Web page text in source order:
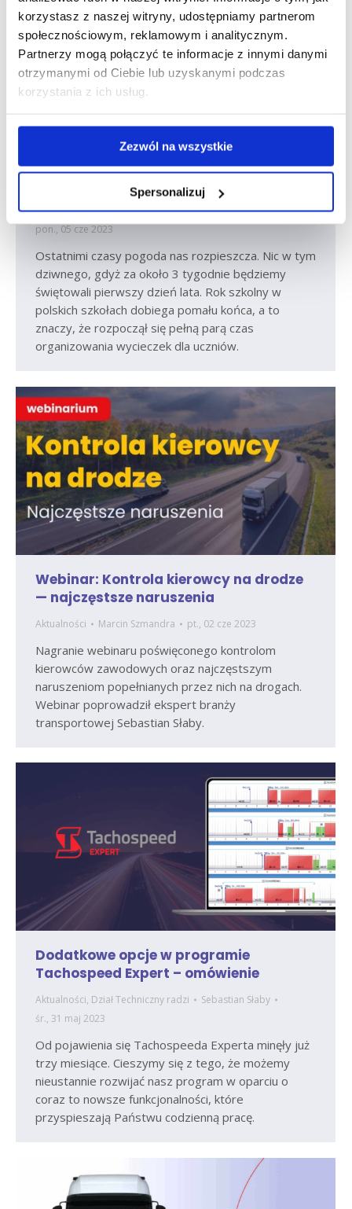
korzystasz z naszej witryny, udostępniamy partnerom
społecznościowym, reklamowym i analitycznym.
Partnerzy mogą połączyć te informacje z innymi danymi
otrzymanymi od Ciebie lub uzyskanymi podczas
korzystania z ich usług.
Zezwól na wszystkie
Spersonalizuj
Bezpieczny autobus i spokojny rodzic.
Jak zadbać o bezpieczeństwo swoich
dzieci podczas wypoczynku?
Aktualności,Artykuły eksperckie
Sebastian Słaby
pon., 05 cze 2023
Ostatnimi czasy pogoda nas rozpieszcza. Nic w tym
dziwnego, gdyż za około 3 tygodnie będziemy
świętowali pierwszy dzień lata. Rok szkolny w
polskich szkołach dobiega pomału końca, a to
znaczy, że rozpoczął się pełną parą czas
organizowania wycieczek dla uczniów.
Webinar: Kontrola kierowcy na drodze
— najczęstsze naruszenia
Aktualności Marcin Szmandra pt., 02 cze 2023
Nagranie webinaru poświęconego kontrolom
kierowców zawodowych oraz najczęstszym
naruszeniom popełnianych przez nich na drogach.
Webinar poprowadził ekspert branży
transportowej Sebastian Słaby.
Dodatkowe opcje w programie
Tachospeed Expert – omówienie
Aktualności, Dział Techniczny radzi
Sebastian Słaby
śr., 31 maj 2023
Od pojawienia się Tachospeeda Experta minęły już
trzy miesiące. Cieszymy się z tego, że możemy
nieustannie rozwijać nasz program w oparciu o
coraz to nowsze funkcjonalności, które
przyspieszają Państwu codzienną pracę.